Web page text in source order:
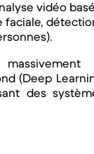
vidéo
faciale,
(Deep
des